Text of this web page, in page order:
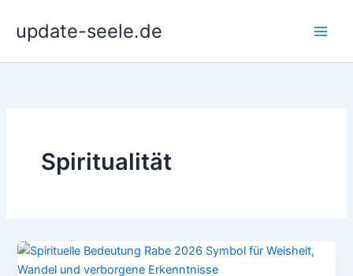
Inhalt
springen
update-seele.de
Spiritualität